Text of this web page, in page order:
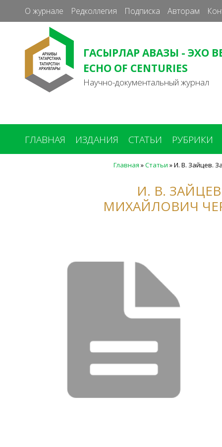
О журнале Редколлегия Подписка Авторам
ГАСЫРЛАР АВАЗЫ - ЭХО
ECHO OF CENTURIES
Научно-документальный журнал
ГЛАВНАЯ ИЗДАНИЯ СТАТЬИ РУБРИКИ
Главная »Статьи »И. В. Зайцев.
И. В.
МИХАЙЛОВИЧ